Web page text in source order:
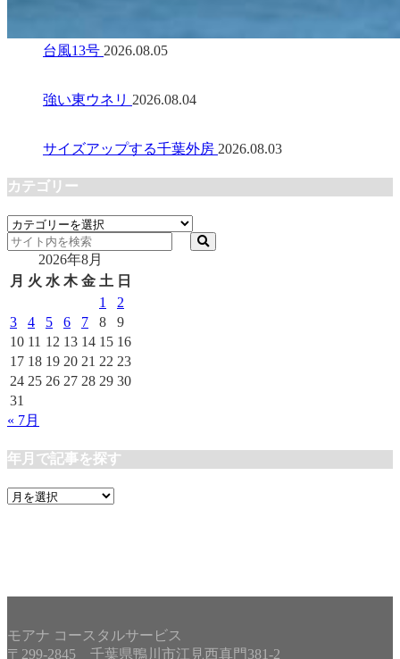
台風13号 2026.08.05
強い東ウネリ 2026.08.04
サイズアップする千葉外房 2026.08.03
カテゴリー
カ
テ
リ
2026年8月
月 火 水 木 金 土 日
1
2
3
4 5 6 7 8
9
10 11 12 13 14 15 16
17 18 19 20 21 22 23
24 25 26 27 28 29 30
31
« 7月
年月で記事を探す
年
モアナ コースタルサービス
〒299-2845 千葉県鴨川市江見西真門381-2